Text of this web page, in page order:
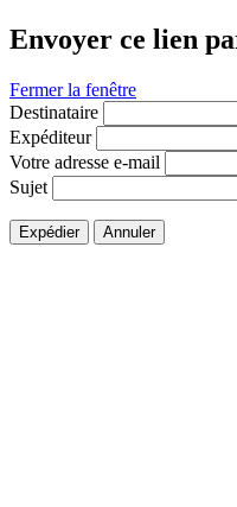
Envoyer ce lien
Fermer la fenêtre
Destinataire
Expéditeur
Votre adresse e-mail
Sujet
Expédier Annuler